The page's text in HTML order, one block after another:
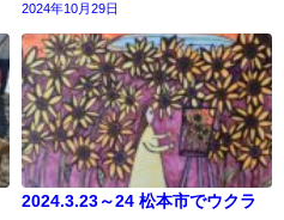
2024年10月29日
2024.3.23～24 松本市でウクラ